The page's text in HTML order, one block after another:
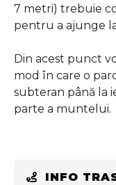
7 metri) trebuie
pentru a ajunge
Din acest punct
mod în care o
subteran până la
parte a muntelui.
INFO